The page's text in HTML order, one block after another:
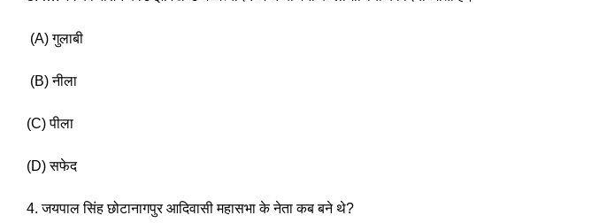
(A) गुलाबी
(B) नीला
(C) पीला
(D) सफेद
4. जयपाल सिंह छोटानागपुर आदिवासी महासभा के नेता कब बने थे?